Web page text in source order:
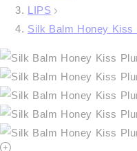
LIPS
Silk Balm Honey Kiss